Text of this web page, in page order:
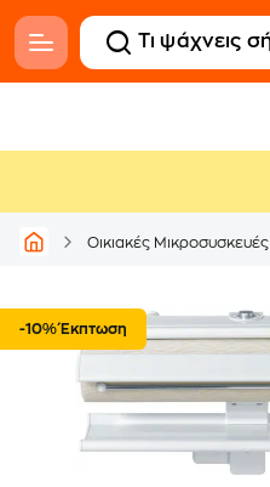
Οικιακές Μικροσυσκευές
-10% Έκπτωση